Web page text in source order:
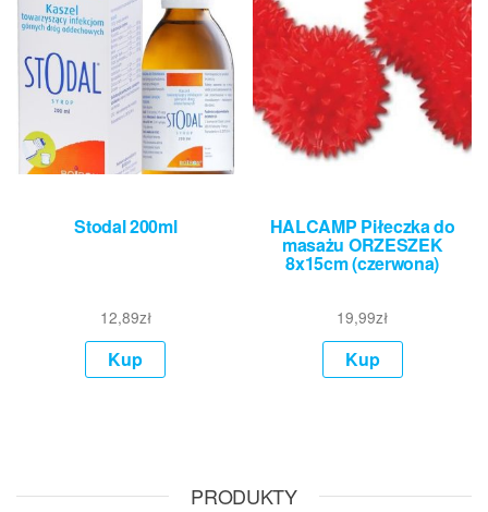
Stodal 200ml
12,89zł
Kup
HALCAMP Piłeczka do
masażu ORZESZEK
8x15cm (czerwona)
19,99zł
Kup
PRODUKTY